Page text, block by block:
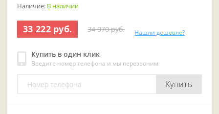
Наличие: В наличии
33 222 руб. 34 970 руб. Нашли дешевле?
Купить в один клик
Введите номер телефона и мы перезвоним
Купить